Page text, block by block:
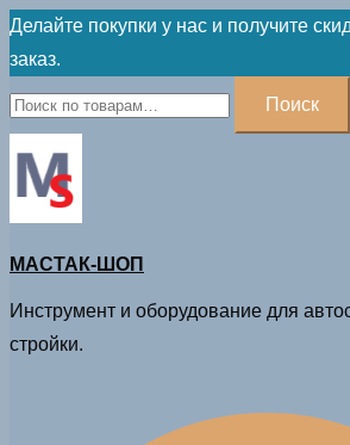
Skip
to
content
Делайте покупки у нас и получите
заказ.
Искать:
Поиск
МАСТАК-ШОП
Инструмент и оборудование для
стройки.